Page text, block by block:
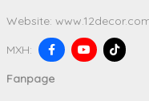
Website:
MXH:
Fanpage